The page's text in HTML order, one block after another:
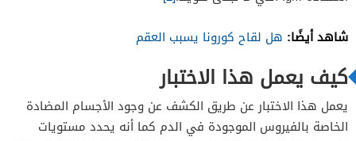
شاهد أيضًا: هل لقاح كورونا يسبب العقم
كيف يعمل هذا الاختبار
يعمل هذا الاختبار عن طريق الكشف عن وجود الأجسام المضادة
الخاصة بالفيروس الموجودة في الدم كما أنه يحدد مستويات